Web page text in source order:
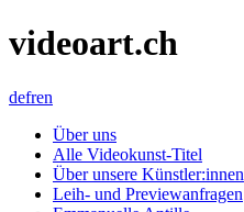
videoart.ch
defren
Über uns
Alle Videokunst-Titel
Über unsere Künstler:innen
Leih- und Previewanfragen